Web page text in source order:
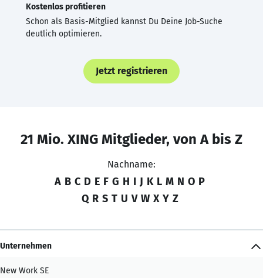
Kostenlos profitieren
Schon als Basis-Mitglied kannst Du Deine Job-Suche
deutlich optimieren.
Jetzt registrieren
21 Mio. XING Mitglieder, von A bis Z
Nachname:
A B C D E F G H I J K L M N O P
Q R S T U V W X Y Z
Unternehmen
New Work SE